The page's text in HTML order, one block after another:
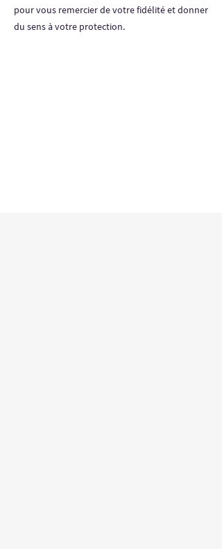
pour vous remercier de votre fidélité et donner
du sens à votre protection.